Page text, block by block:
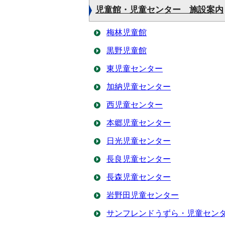
児童館・児童センター 施設案内
梅林児童館
黒野児童館
東児童センター
加納児童センター
西児童センター
本郷児童センター
日光児童センター
長良児童センター
長森児童センター
岩野田児童センター
サンフレンドうずら・児童セン